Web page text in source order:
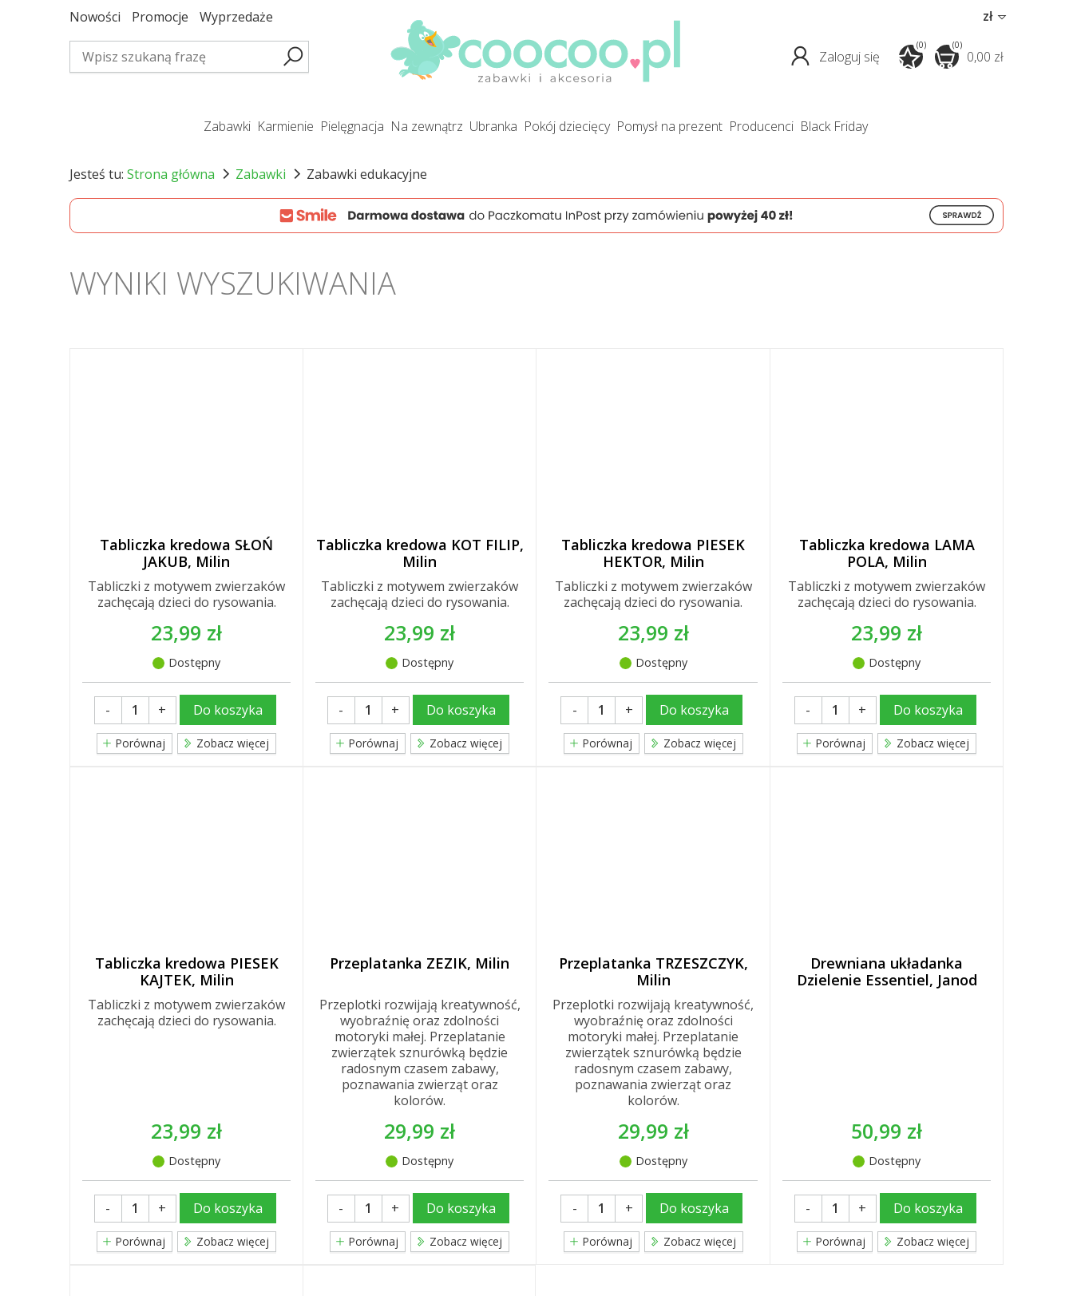
Nowości Promocje Wyprzedaże zł
(0)
0,00 zł
Zaloguj się
(0)
zabawki karmienie pielęgnacja na zewnątrz ubranka pokój dziecięcy pomysł na prezent producenci Black Friday
Jesteś tu: Strona główna Zabawki Zabawki edukacyjne
WYNIKI WYSZUKIWANIA
Tabliczka kredowa SŁOŃ
JAKUB, Milin
Tabliczki z motywem zwierzaków
zachęcają dzieci do rysowania.
23,99 zł
Dostępny
- + Do koszyka
Porównaj Zobacz więcej
Tabliczka kredowa KOT FILIP,
Milin
Tabliczki z motywem zwierzaków
zachęcają dzieci do rysowania.
23,99 zł
Dostępny
- + Do koszyka
Porównaj Zobacz więcej
Tabliczka kredowa PIESEK
HEKTOR, Milin
Tabliczki z motywem zwierzaków
zachęcają dzieci do rysowania.
23,99 zł
Dostępny
- + Do koszyka
Porównaj Zobacz więcej
Tabliczka kredowa LAMA
POLA, Milin
Tabliczki z motywem zwierzaków
zachęcają dzieci do rysowania.
23,99 zł
Dostępny
- + Do koszyka
Porównaj Zobacz więcej
Tabliczka kredowa PIESEK
KAJTEK, Milin
Tabliczki z motywem zwierzaków
zachęcają dzieci do rysowania.
23,99 zł
Dostępny
- + Do koszyka
Porównaj Zobacz więcej
Przeplatanka ZEZIK, Milin
Przeplotki rozwijają kreatywność,
wyobraźnię oraz zdolności
motoryki małej. Przeplatanie
zwierzątek sznurówką będzie
radosnym czasem zabawy,
poznawania zwierząt oraz
kolorów.
29,99 zł
Dostępny
- + Do koszyka
Porównaj Zobacz więcej
Przeplatanka TRZESZCZYK,
Milin
Przeplotki rozwijają kreatywność,
wyobraźnię oraz zdolności
motoryki małej. Przeplatanie
zwierzątek sznurówką będzie
radosnym czasem zabawy,
poznawania zwierząt oraz
kolorów.
29,99 zł
Dostępny
- + Do koszyka
Porównaj Zobacz więcej
Drewniana układanka
Dzielenie Essentiel, Janod
50,99 zł
Dostępny
- + Do koszyka
Porównaj Zobacz więcej